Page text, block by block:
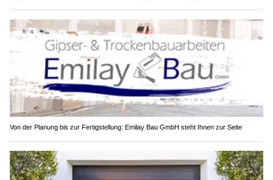
Von der Planung bis zur Fertigstellung: Emilay Bau GmbH steht Ihnen zur Seite